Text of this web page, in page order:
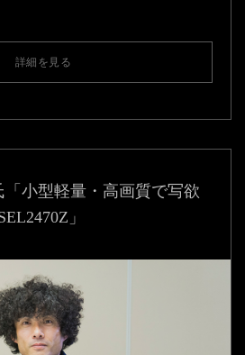
詳細を見る
小型軽量・高画質で写欲
」